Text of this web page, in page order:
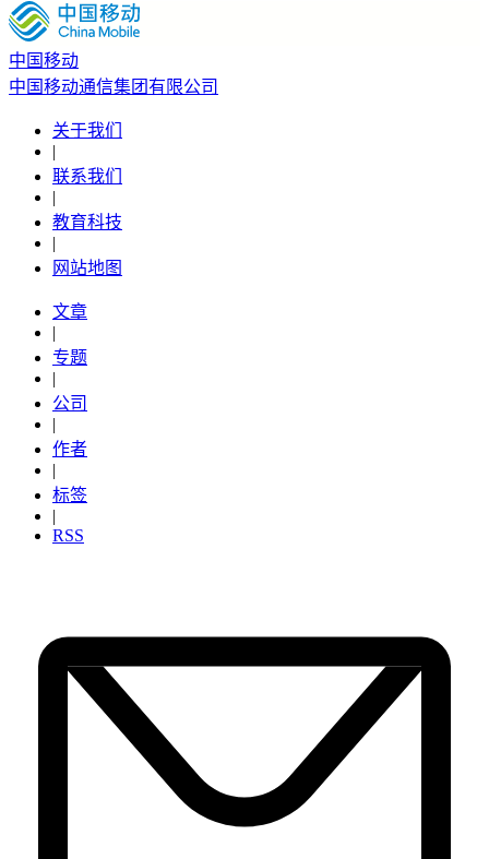
中国移动
中国移动通信集团有限公司
关于我们
|
联系我们
|
教育科技
|
网站地图
文章
|
专题
|
公司
|
作者
|
标签
|
RSS